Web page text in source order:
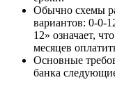
Обычно схемы
вариантов: 0-0-
12» означает,
месяцев
Основные
банка